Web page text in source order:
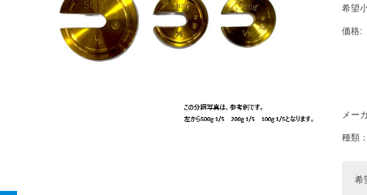
希望
価格:
メー
種類：
希